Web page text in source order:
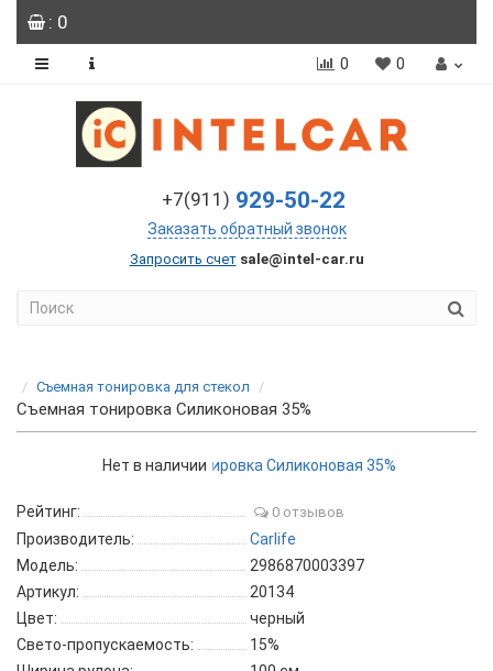
: 0
0 0
+7(911) 929-50-22
Заказать обратный звонок
Запросить счет sale@intel-car.ru
Съемная тонировка для стекол
Съемная тонировка Силиконовая 35%
Нет в наличии
Рейтинг: 0 отзывов
Производитель:
Carlife
Модель:
2986870003397
Артикул:
20134
Цвет:
черный
Свето-пропускаемость:
15%